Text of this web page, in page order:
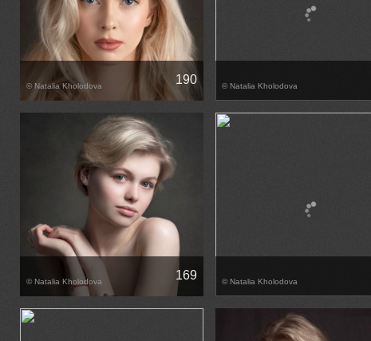
© Natalia Kholodova 190 © Natalia Kholodova
© Natalia Kholodova 169 © Natalia Kholodova